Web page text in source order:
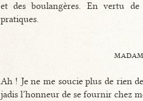
et des boulangères. En vertu
pratiques.
Ah ! Je ne me soucie plus de rien
jadis l’honneur de se fournir chez